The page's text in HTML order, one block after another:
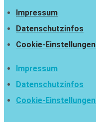
Impressum
Datenschutzinfos
Cookie-
Impressum
Datenschutzinfos
Cookie-